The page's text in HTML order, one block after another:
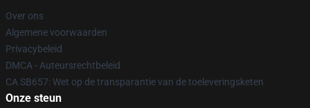
Over ons
Algemene voorwaarden
Privacybeleid
DMCA - Auteursrechtbeleid
CA SB657: Wet op de transparantie van de toeleveringsketen
Onze steun